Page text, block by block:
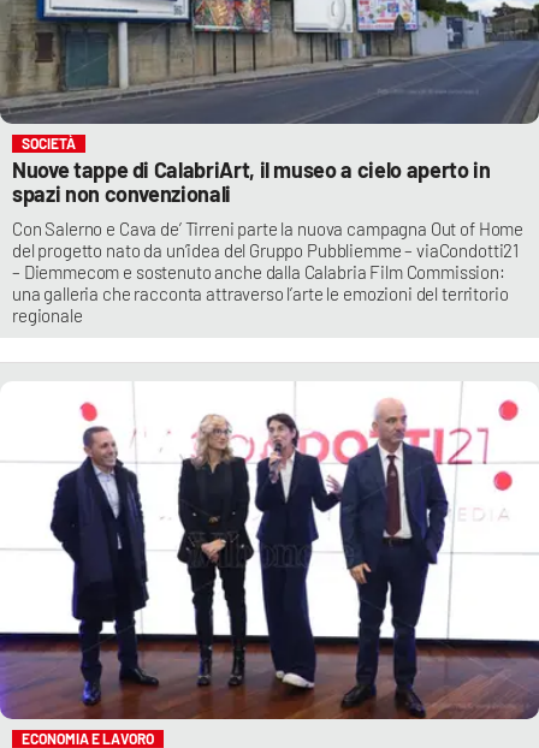
SOCIETÀ
Nuove tappe di CalabriArt, il museo a cielo aperto in
spazi non convenzionali
Con Salerno e Cava de’ Tirreni parte la nuova campagna Out of Home
del progetto nato da un’idea del Gruppo Pubbliemme – viaCondotti21
– Diemmecom e sostenuto anche dalla Calabria Film Commission:
una galleria che racconta attraverso l’arte le emozioni del territorio
regionale
ECONOMIA E LAVORO